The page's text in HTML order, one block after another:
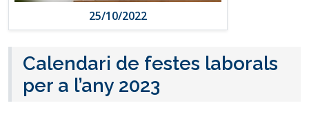
25/10/2022
Calendari de festes laborals
per a l’any 2023